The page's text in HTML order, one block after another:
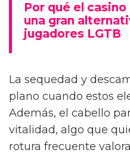
Por qué el
una gran
jugadores LGTB
La sequedad y
plano cuando estos
Además, el cabello
vitalidad, algo que
rotura frecuente